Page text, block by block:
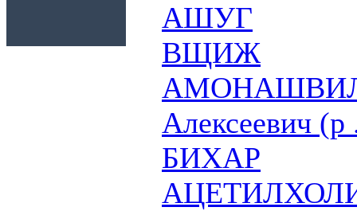
АШУГ
ВЩИЖ
Алексеевич (р
БИХАР